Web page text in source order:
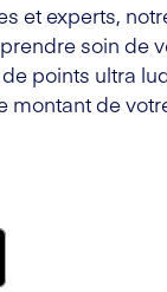
et experts,
soin de
points ultra
de